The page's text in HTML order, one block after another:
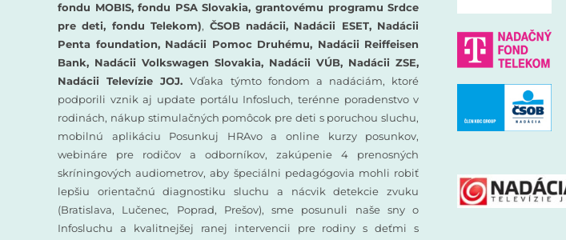
fondu MOBIS, fondu PSA Slovakia, grantovému programu Srdce
pre deti, fondu Telekom), ČSOB nadácii, Nadácii ESET, Nadácii
Penta foundation, Nadácii Pomoc Druhému, Nadácii Reiffeisen
Bank, Nadácii Volkswagen Slovakia, Nadácii VÚB, Nadácii ZSE,
Nadácii Televízie JOJ.Vďaka týmto fondom a nadáciám, ktoré
podporili vznik aj update portálu Infosluch, terénne poradenstvo v
rodinách, nákup stimulačných pomôcok pre deti s poruchou sluchu,
mobilnú aplikáciu Posunkuj HRAvo a online kurzy posunkov,
webináre pre rodičov a odborníkov, zakúpenie 4 prenosných
skríningových audiometrov, aby špeciálni pedagógovia mohli robiť
lepšiu orientačnú diagnostiku sluchu a nácvik detekcie zvuku
(Bratislava, Lučenec, Poprad, Prešov), sme posunuli naše sny o
Infosluchu a kvalitnejšej ranej intervencii pre rodiny s deťmi s